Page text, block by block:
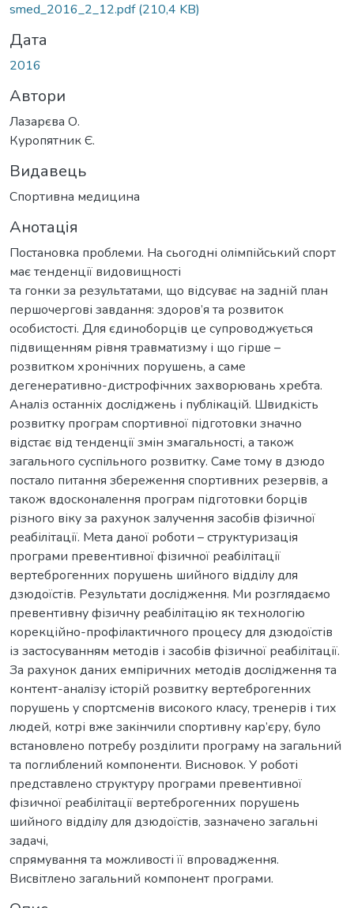
smed_2016_2_12.pdf(210,4 KB)
Дата
2016
Автори
Лазарєва О.
Куропятник Є.
Видавець
Спортивна медицина
Анотація
Постановка проблеми. На сьогодні олімпійський спорт
має тенденції видовищності
та гонки за результатами, що відсуває на задній план
першочергові завдання: здоров’я та розвиток
особистості. Для єдиноборців це супроводжується
підвищенням рівня травматизму і що гірше –
розвитком хронічних порушень, а саме
дегенеративно-дистрофічних захворювань хребта.
Аналіз останніх досліджень і публікацій. Швидкість
розвитку програм спортивної підготовки значно
відстає від тенденції змін змагальності, а також
загального суспільного розвитку. Саме тому в дзюдо
постало питання збереження спортивних резервів, а
також вдосконалення програм підготовки борців
різного віку за рахунок залучення засобів фізичної
реабілітації. Мета даної роботи – структуризація
програми превентивної фізичної реабілітації
вертеброгенних порушень шийного відділу для
дзюдоїстів. Результати дослідження. Ми розглядаємо
превентивну фізичну реабілітацію як технологію
корекційно-профілактичного процесу для дзюдоїстів
із застосуванням методів і засобів фізичної реабілітації.
За рахунок даних емпіричних методів дослідження та
контент-аналізу історій розвитку вертеброгенних
порушень у спортсменів високого класу, тренерів і тих
людей, котрі вже закінчили спортивну кар’єру, було
встановлено потребу розділити програму на загальний
та поглиблений компоненти. Висновок. У роботі
представлено структуру програми превентивної
фізичної реабілітації вертеброгенних порушень
шийного відділу для дзюдоїстів, зазначено загальні
задачі,
спрямування та можливості її впровадження.
Висвітлено загальний компонент програми.